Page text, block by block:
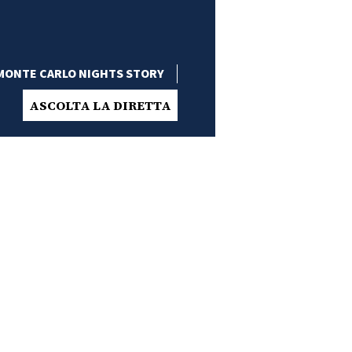
CARLO NIGHTS STORY
ASCOLTA LA DIRETTA